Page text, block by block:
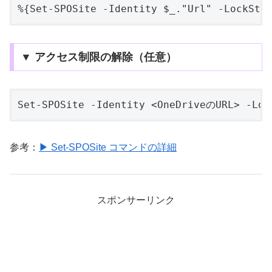
%{Set-SPOSite -Identity $_."Url" -
▼ アクセス制限の解除（任意）
Set-SPOSite -Identity <OneDriveのURL> -
参考： ▶ Set-SPOSite コマンドの詳細
スポンサーリンク